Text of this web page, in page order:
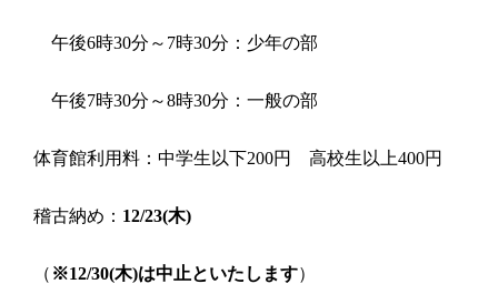
午後6時30分～7時30分：少年の部
午後7時30分～8時30分：一般の部
体育館利用料：中学生以下200円 高校生以上400円
稽古納め： 12/23(木)
（ ※12/30(木)は中止といたします）